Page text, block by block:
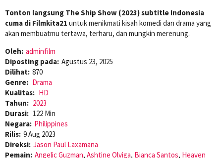
Tonton langsung The Ship Show (2023) subtitle Indonesia
cuma di Filmkita21 untuk menikmati kisah komedi dan drama yang
akan membuatmu tertawa, terharu, dan mungkin merenung.
Oleh: adminfilm
Diposting pada: Agustus 23, 2025
Dilihat: 870
Genre: Drama
Kualitas: HD
Tahun: 2023
Durasi: 122 Min
Negara: Philippines
Rilis: 9 Aug 2023
Direksi: Jason Paul Laxamana
Pemain: Angelic Guzman, Ashtine Olviga, Bianca Santos, Heaven